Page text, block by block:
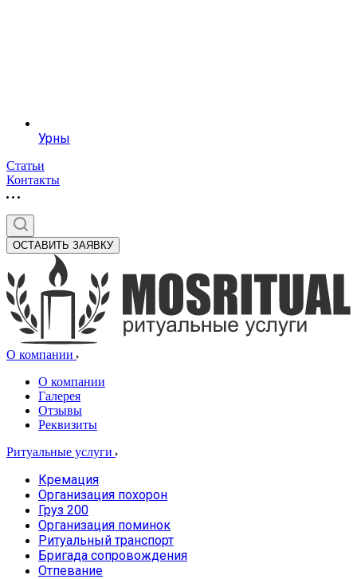
Урны
Статьи
Контакты
ОСТАВИТЬ ЗАЯВКУ
О компании
О компании
Галерея
Отзывы
Реквизиты
Ритуальные услуги
Кремация
Организация похорон
Груз 200
Организация поминок
Ритуальный транспорт
Бригада сопровождения
Отпевание